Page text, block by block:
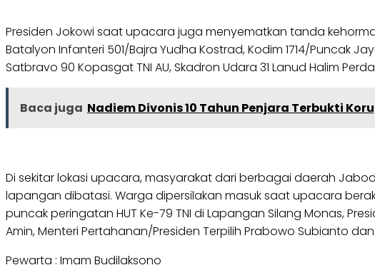
Presiden Jokowi saat upacara juga menyematkan tanda
Batalyon Infanteri 501/Bajra Yudha Kostrad, Kodim 1714/Puncak
Satbravo 90 Kopasgat TNI AU, Skadron Udara 31 Lanud Halim
Baca juga Nadiem Divonis 10 Tahun Penjara Terbukti
Di sekitar lokasi upacara, masyarakat dari berbagai daerah
lapangan dibatasi. Warga dipersilakan masuk saat upacara
puncak peringatan HUT Ke-79 TNI di Lapangan Silang Monas,
Amin, Menteri Pertahanan/Presiden Terpilih Prabowo Subianto
Pewarta : Imam Budilaksono